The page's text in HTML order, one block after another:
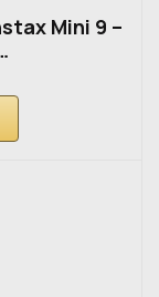
Mini 9 –